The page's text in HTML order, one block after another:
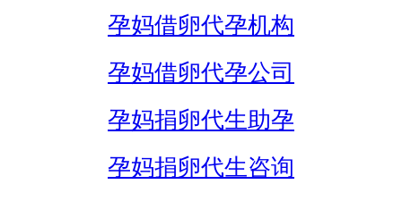
孕妈借卵代孕机构
孕妈借卵代孕公司
孕妈捐卵代生助孕
孕妈捐卵代生咨询